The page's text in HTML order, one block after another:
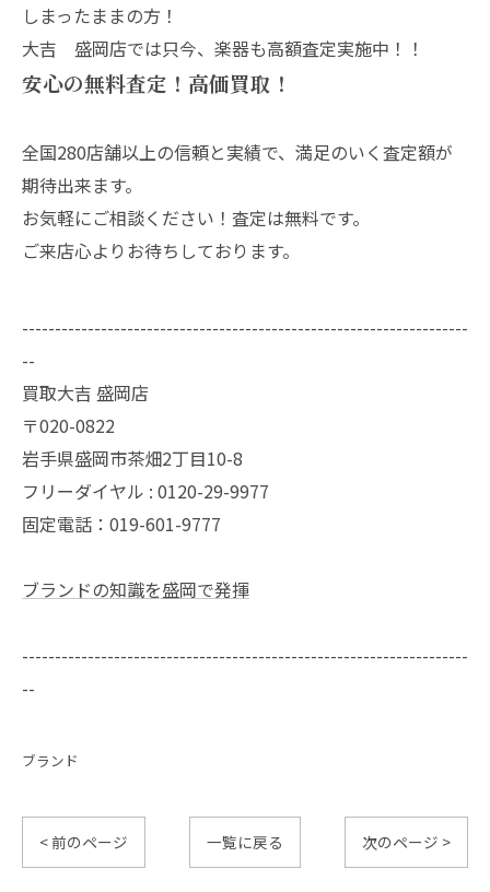
しまったままの方！
大吉 盛岡店では只今、楽器も高額査定実施中！！
安心の無料査定！高価買取！
全国280店舗以上の信頼と実績で、満足のいく査定額が
期待出来ます。
お気軽にご相談ください！査定は無料です。
ご来店心よりお待ちしております。
--------------------------------------------------------------------
--
買取大吉 盛岡店
〒020-0822
岩手県盛岡市茶畑2丁目10-8
フリーダイヤル : 0120-29-9977
固定電話：019-601-9777
ブランドの知識を盛岡で発揮
--------------------------------------------------------------------
--
ブランド
< 前のページ 一覧に戻る 次のページ >